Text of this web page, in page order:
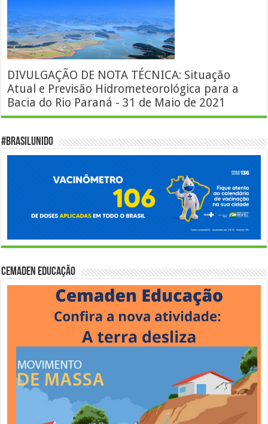
DIVULGAÇÃO DE NOTA TÉCNICA: Situação
Atual e Previsão Hidrometeorológica para a
Bacia do Rio Paraná - 31 de Maio de 2021
#BrasilUnido
Cemaden Educação